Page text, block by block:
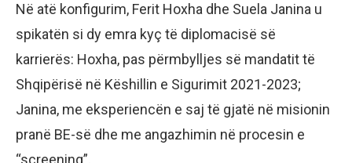
Në atë konfigurim, Ferit Hoxha dhe Suela Janina u
spikatën si dy emra kyç të diplomacisë së
karrierës: Hoxha, pas përmbylljes së mandatit të
Shqipërisë në Këshillin e Sigurimit 2021-2023;
Janina, me eksperiencën e saj të gjatë në misionin
pranë BE-së dhe me angazhimin në procesin e